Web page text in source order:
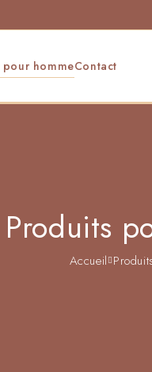
pour hommeContact
Produits
Accueil